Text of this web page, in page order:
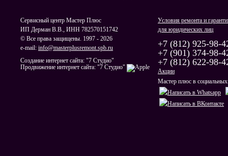
Сервисный центр Мастер Плюс
ИП Дерман В.В., ИНН 782570151742
© Все права защищены. 1997 - 2026
e-mail: info@masterplusremont.spb.ru
Создание интернет сайта: "7 Студио"
Продвижение интернет сайта: "7 Студио"
Условия ремонта и
для юридических лиц
+7 (812) 925-98-
+7 (901) 374-98-
+7 (812) 622-98-
Акции
Мастер плюс в социальных